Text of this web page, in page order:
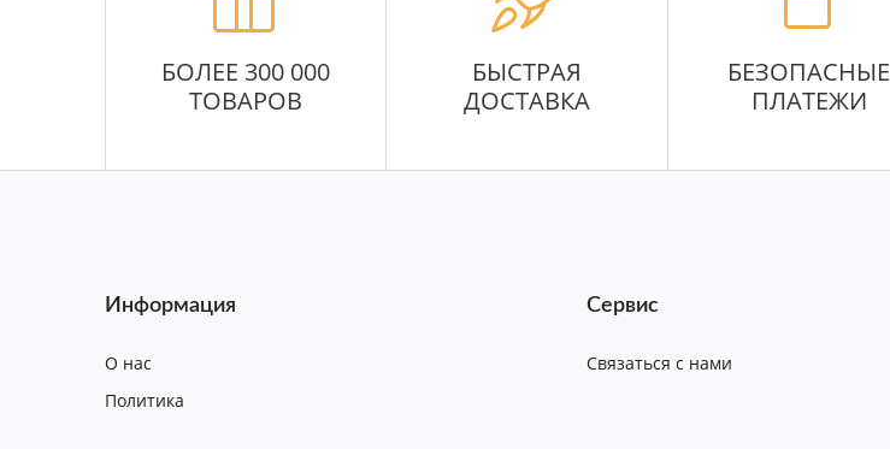
БОЛЕЕ 300 000
ТОВАРОВ
БЫСТРАЯ
ДОСТАВКА
БЕЗОПАСНЫЕ
ПЛАТЕЖИ
Информация
О нас
Политика
Сервис
Связаться с нами